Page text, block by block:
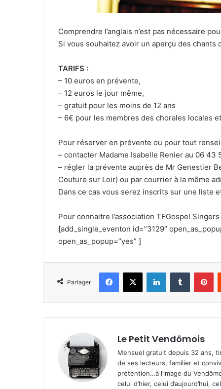
Comprendre l’anglais n’est pas nécessaire
Si vous souhaitez avoir un aperçu des chants
TARIFS :
– 10 euros en prévente,
– 12 euros le jour même,
– gratuit pour les moins de 12 ans
– 6€ pour les membres des chorales locales
Pour réserver en prévente ou pour tout
– contacter Madame Isabelle Renier au 06 43
– régler la prévente auprès de Mr Genestier
Couture sur Loir) ou par courrier à la même
Dans ce cas vous serez inscrits sur une liste
Pour connaitre l’association TFGospel Singers
[add_single_eventon id=”3129″
open_as_popup=”yes” ]
Partager
Le Petit Vendômois
Mensuel gratuit depuis 32 ans,
de ses lecteurs, familier et
prétention…à l’image du
celui d’hier, celui d’aujourd’hui,